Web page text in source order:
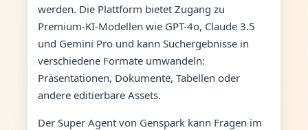
werden. Die Plattform bietet Zugang zu
Premium-KI-Modellen wie GPT-4o, Claude 3.5
und Gemini Pro und kann Suchergebnisse in
verschiedene Formate umwandeln:
Präsentationen, Dokumente, Tabellen oder
andere editierbare Assets.
Der Super Agent von Genspark kann Fragen im